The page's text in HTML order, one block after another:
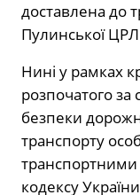
доставлена до
Пулинської
Нині у рамках
розпочатого
безпеки
транспорту
транспортними
кодексу